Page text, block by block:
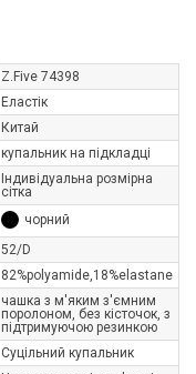
Z.Five 74398
Еластік
Китай
купальник на підкладці
Індивідуальна розмірна
сітка
чорний
52/D
82%polyamide,18%elastane
чашка з м'яким з'ємним
поролоном, без кісточок, з
підтримуючою резинкою
Суцільний купальник